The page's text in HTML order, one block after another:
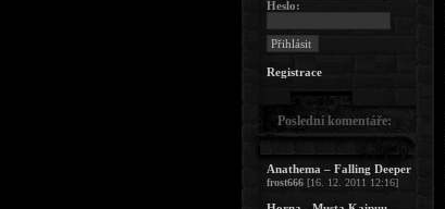
Heslo:
Registrace
Poslední komentáře:
Anathema – Falling Deeper
frost666 [16. 12. 2011 12:16]